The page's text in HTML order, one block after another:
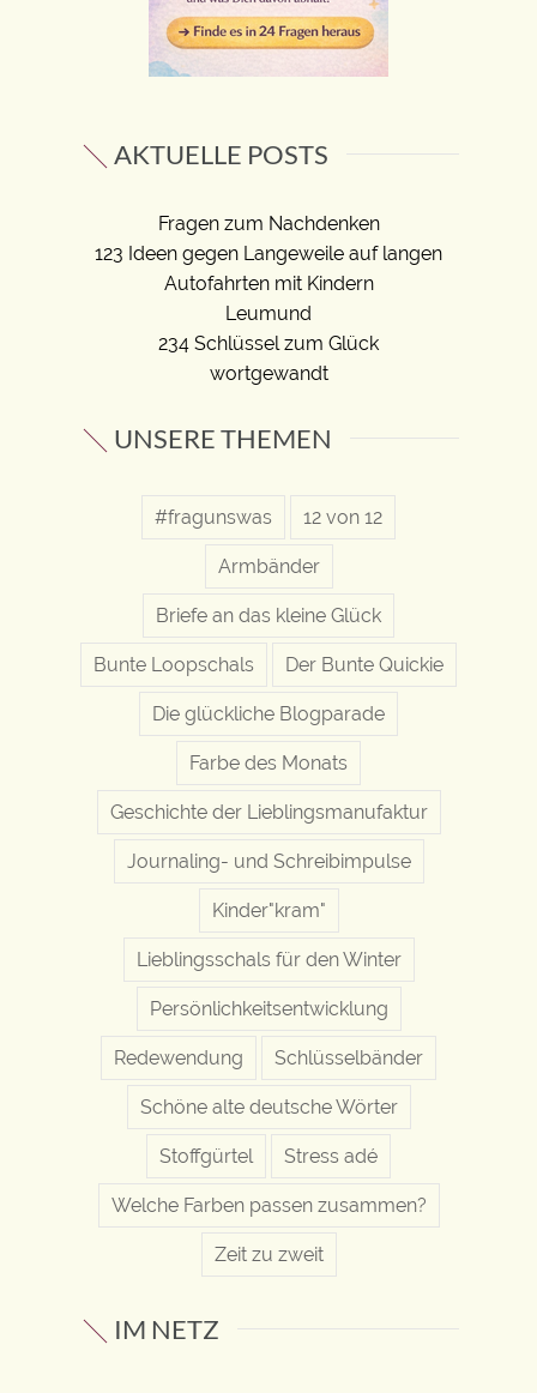
AKTUELLE POSTS
Fragen zum Nachdenken
123 Ideen gegen Langeweile auf langen
Autofahrten mit Kindern
Leumund
234 Schlüssel zum Glück
wortgewandt
UNSERE THEMEN
#fragunswas 12 von 12
Armbänder
Briefe an das kleine Glück
Bunte Loopschals Der Bunte Quickie
Die glückliche Blogparade
Farbe des Monats
Geschichte der Lieblingsmanufaktur
Journaling- und Schreibimpulse
Kinder"kram"
Lieblingsschals für den Winter
Persönlichkeitsentwicklung
Redewendung Schlüsselbänder
Schöne alte deutsche Wörter
Stoffgürtel Stress adé
Welche Farben passen zusammen?
Zeit zu zweit
IM NETZ